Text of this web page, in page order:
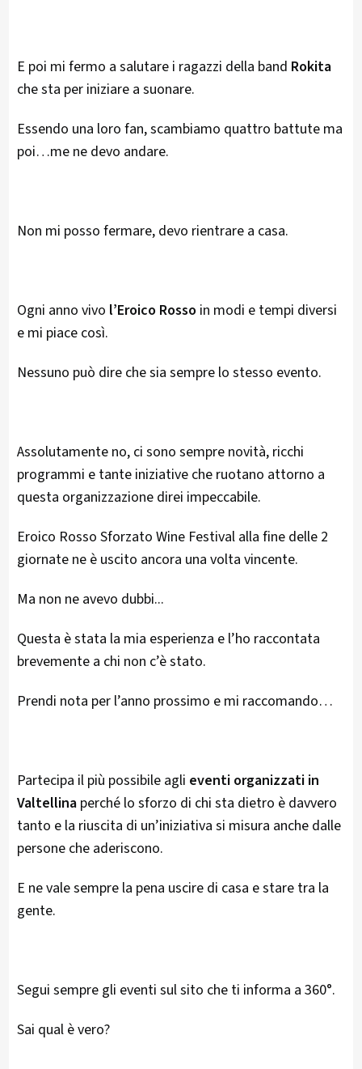
E poi mi fermo a salutare i ragazzi della band Rokita
che sta per iniziare a suonare.
Essendo una loro fan, scambiamo quattro battute ma
poi…me ne devo andare.
Non mi posso fermare, devo rientrare a casa.
Ogni anno vivo l’Eroico Rosso in modi e tempi diversi
e mi piace così.
Nessuno può dire che sia sempre lo stesso evento.
Assolutamente no, ci sono sempre novità, ricchi
programmi e tante iniziative che ruotano attorno a
questa organizzazione direi impeccabile.
Eroico Rosso Sforzato Wine Festival alla fine delle 2
giornate ne è uscito ancora una volta vincente.
Ma non ne avevo dubbi...
Questa è stata la mia esperienza e l’ho raccontata
brevemente a chi non c’è stato.
Prendi nota per l’anno prossimo e mi raccomando…
Partecipa il più possibile agli eventi organizzati in
Valtellina perché lo sforzo di chi sta dietro è davvero
tanto e la riuscita di un’iniziativa si misura anche dalle
persone che aderiscono.
E ne vale sempre la pena uscire di casa e stare tra la
gente.
Segui sempre gli eventi sul sito che ti informa a 360°.
Sai qual è vero?